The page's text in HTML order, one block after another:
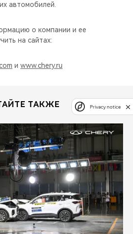
автомобилей.
о компании и ее
на сайтах:
и www.chery.ru
ТАКЖЕ Privacy notice